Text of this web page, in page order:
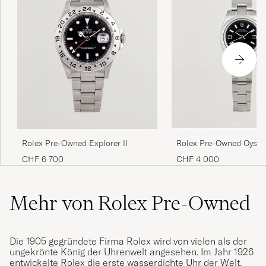
Rolex Pre-Owned Explorer II
CHF 6 700
Rolex Pre-Owned
CHF 4 000
Mehr von Rolex Pre-Owned
Die 1905 gegründete Firma Rolex wird von vielen als der
ungekrönte König der Uhrenwelt angesehen. Im Jahr 1926
entwickelte Rolex die erste wasserdichte Uhr der Welt,